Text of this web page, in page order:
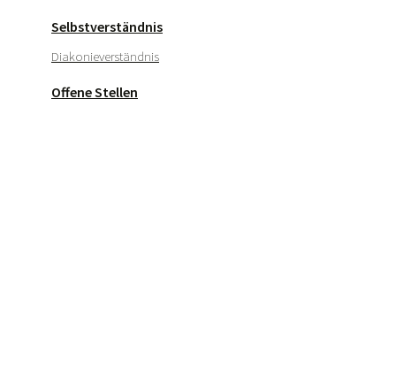
Selbstverständnis
Diakonieverständnis
Offene Stellen